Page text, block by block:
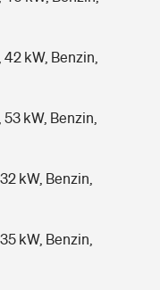
kW, Benzin,
kW, Benzin,
kW, Benzin,
kW, Benzin,